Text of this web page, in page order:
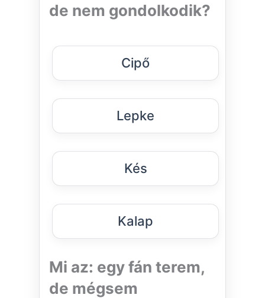
de nem gondolkodik?
Cipő
Lepke
Kés
Kalap
Mi az: egy fán terem,
de mégsem